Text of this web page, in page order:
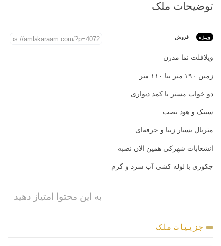
توضیحات ملک
ویـژه فروش
ویلافلت نما مدرن
زمین ۱۹۰ متر بنا ۱۱۰ متر
دو خواب مستر با کمد دیواری
سینک و هود نصب
متریال بسیار زیبا و حرفه‌ای
انشعابات شهرکی همین الان نصبه
جکوزی با لوله کشی آب سرد و گرم
به این محتوا امتیاز دهید
جزییات ملک